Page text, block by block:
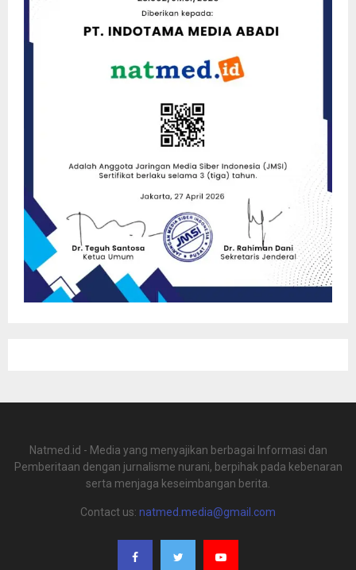
Natmed.id - Media yang menyajikan berbagai Informasi dan
Pemberitaan dengan jurnalisme nurani, berpihak pada kebenaran
serta menjaga keseimbangan berita.
Contact us: natmed.media@gmail.com